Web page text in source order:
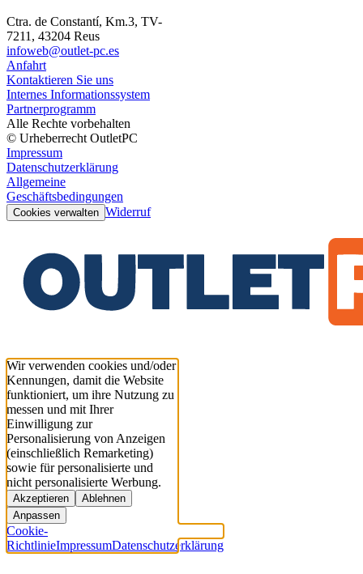
Ctra. de Constantí, Km.3, TV-
7211, 43204 Reus
infoweb@outlet-pc.es
Anfahrt
Kontaktieren Sie uns
Internes Informationssystem
Partnerprogramm
Alle Rechte vorbehalten
© Urheberrecht OutletPC
Impressum
Datenschutzerklärung
Allgemeine
Geschäftsbedingungen
Cookies verwalten Widerruf
Wir verwenden cookies und/oder
Kennungen, damit die Website
funktioniert, um ihre Nutzung zu
messen und mit Ihrer
Einwilligung zur
Personalisierung von Anzeigen
(einschließlich Remarketing)
sowie für personalisierte und
nicht personalisierte Werbung.
Akzeptieren
Ablehnen
Anpassen
Cookie-
RichtlinieImpressumDatenschutzerklärung